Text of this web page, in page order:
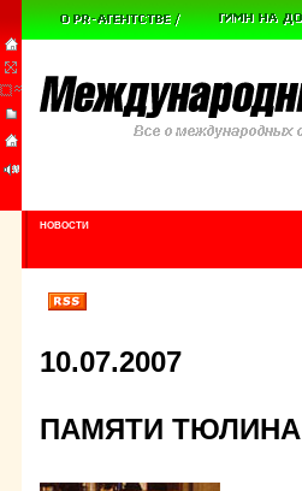
НОВОСТИ
10.07.2007
ПАМЯТИ ТЮЛИНА